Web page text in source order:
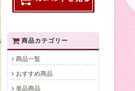
商品カテゴリー
商品一覧
おすすめ商品
単品商品